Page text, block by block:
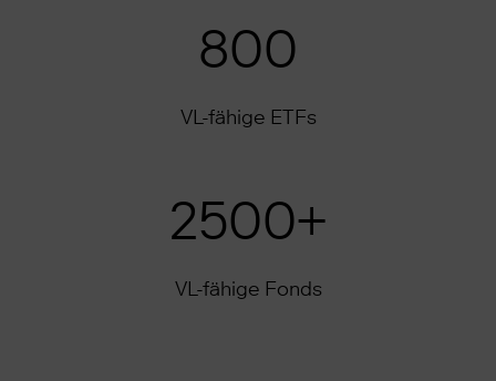
800
VL-fähige ETFs
2500+
VL-fähige Fonds